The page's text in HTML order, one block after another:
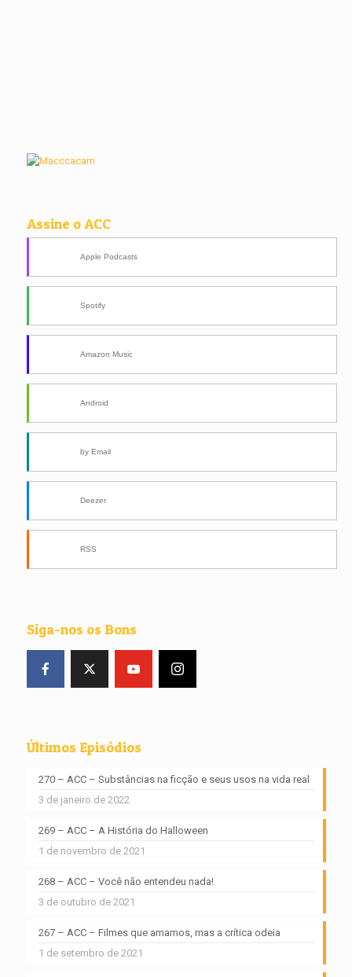
Assine o ACC
Apple Podcasts
Spotify
Amazon Music
Android
by Email
Deezer
RSS
Siga-nos os Bons
Últimos Episódios
270 – ACC – Substâncias na ficção e seus usos na vida real
3 de janeiro de 2022
269 – ACC – A História do Halloween
1 de novembro de 2021
268 – ACC – Você não entendeu nada!
3 de outubro de 2021
267 – ACC – Filmes que amamos, mas a crítica odeia
1 de setembro de 2021